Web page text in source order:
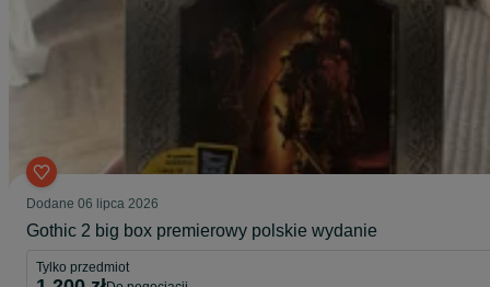
Dodane 06 lipca 2026
Gothic 2 big box premierowy polskie wydanie
Tylko przedmiot